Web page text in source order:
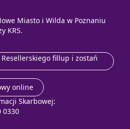
Miasto i Wilda w Poznaniu
KRS.
Resellerskiego fillup i zostań
online
Skarbowej:
0330